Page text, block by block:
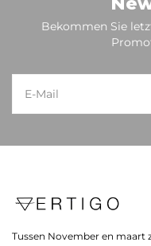
Bekommen Sie
Tussen November en maart